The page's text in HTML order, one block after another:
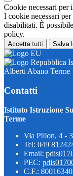
Cookie necessari per
I cookie necessari
disabilitati. È
policy.
Accetta tutti Salva
Alberti Abano Terme
Contatti
Istituto Istruzione
Terme
Via Pillon, 4 -
Tel: 049
Email:
PEC:
C.F.: